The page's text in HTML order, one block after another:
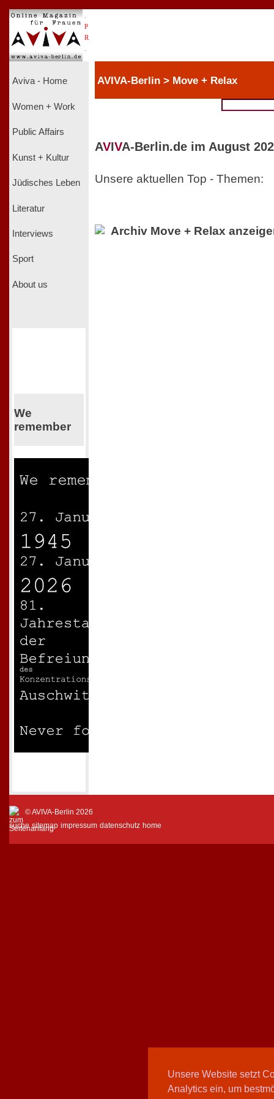
Unsere Website setzt
Analytics ein, um
P
R
Aviva - Home
Women + Work
Public Affairs
Kunst + Kultur
Jüdisches Leben
Literatur
Interviews
Sport
About us
We
remember
AVIVA-Berlin > Move + Relax
AVIVA-Berlin.de im August
Unsere aktuellen Top - Themen:
Archiv Move + Relax
© AVIVA-Berlin 2026
suche sitemap impressum datenschutz home